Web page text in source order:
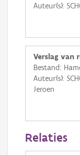
+ −
Basis Lagen
Ortho
GRB-
GRB-
Auteur(s):
Verslag van
Bestand:
Auteur(s):
Jeroen
Relaties